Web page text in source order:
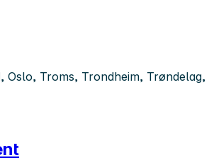
Oslo, Troms, Trondheim, Trøndelag,